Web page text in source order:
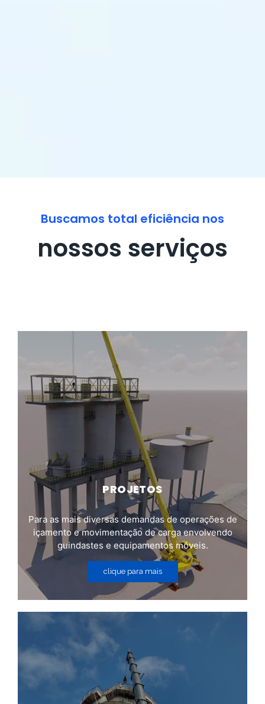
Buscamos total eficiência nos
nossos serviços
PROJETOS
Para as mais diversas demandas de operações de
içamento e movimentação de carga envolvendo
guindastes e equipamentos móveis.
clique para mais